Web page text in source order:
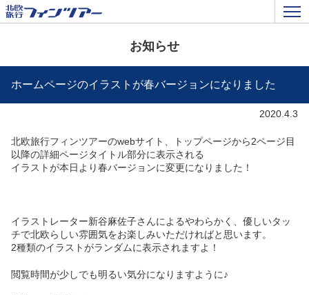
お知らせ
ホームページのイラストが春バージョンになりました
2020.4.3
北欧旅行フィンツアーのwebサイト、トップページから2ページ目
以降の詳細ページタイトル部分に表示される
イラストが本日より春バージョンに変更になりました！
イラストレーター新谷麻佐子さんによるやわらかく、優しいタッ
チで北欧らしい雰囲気をお楽しみいただければと思います。
2種類のイラストがランダムに表示されますよ！
閲覧時間が少しでも明るい気分になりますように♪